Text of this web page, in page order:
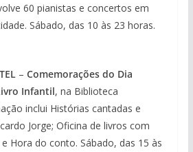
60 pianistas e concertos em
Sábado, das 10 às 23 horas.
– Comemorações do Dia
Infantil, na Biblioteca
inclui Histórias cantadas e
Jorge; Oficina de livros com
Hora do conto. Sábado, das 15 às